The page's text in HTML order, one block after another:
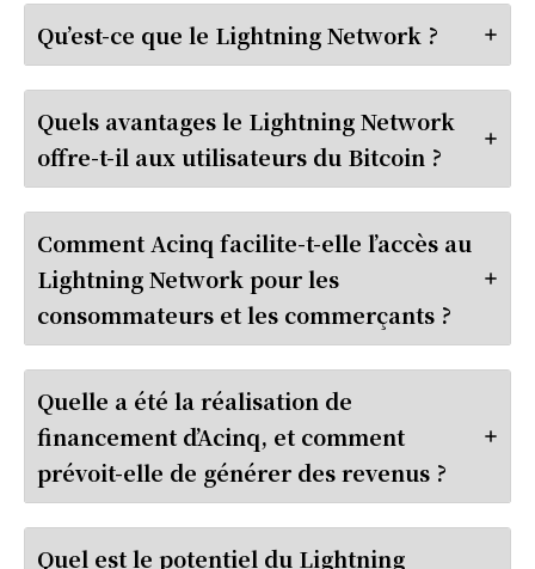
Qu’est-ce que le Lightning Network ?
Quels avantages le Lightning Network
offre-t-il aux utilisateurs du Bitcoin ?
Comment Acinq facilite-t-elle l’accès au
Lightning Network pour les
consommateurs et les commerçants ?
Quelle a été la réalisation de
financement d’Acinq, et comment
prévoit-elle de générer des revenus ?
Quel est le potentiel du Lightning